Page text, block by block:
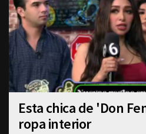
Esta chica de 'Don
ropa interior